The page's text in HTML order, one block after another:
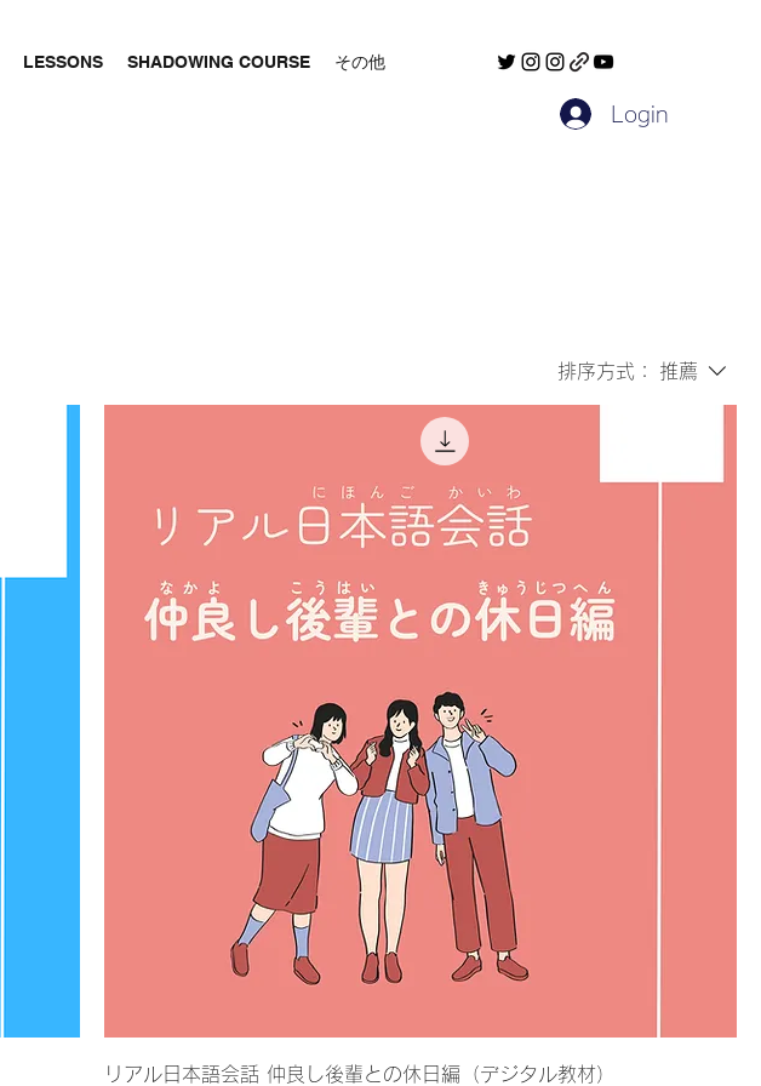
LESSONS SHADOWING COURSE その他
Login
排序方式： 推薦
リアル日本語会話 仲良し後輩との休日編（デジタル教材）